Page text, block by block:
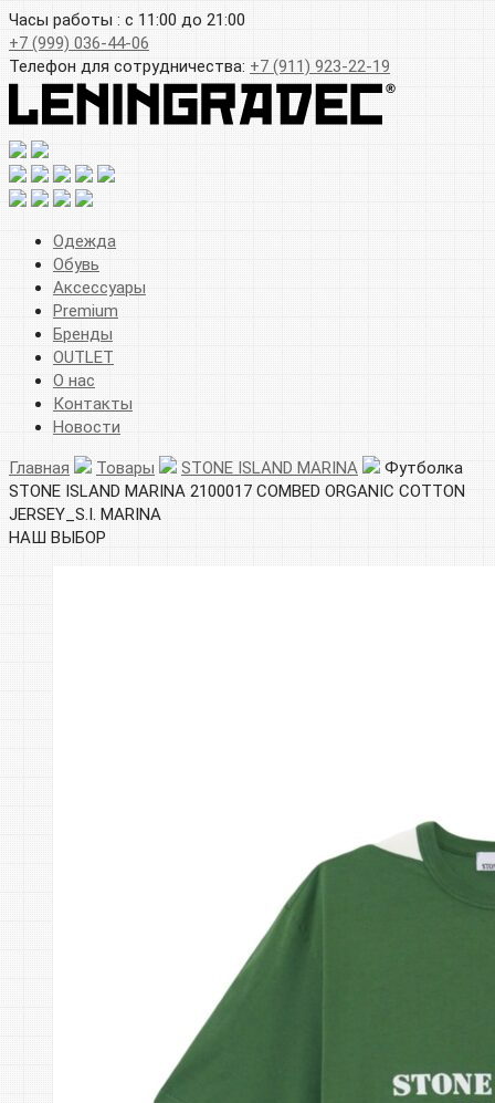
Часы работы : с 11:00 до 21:00
+7 (999) 036-44-06
Телефон для сотрудничества: +7 (911) 923-22-19
Одежда
Обувь
Аксессуары
Premium
Бренды
OUTLET
О нас
Контакты
Новости
Главная Товары STONE ISLAND MARINA
Футболка
STONE ISLAND MARINA 2100017 COMBED ORGANIC COTTON
JERSEY_S.I. MARINA
НАШ ВЫБОР